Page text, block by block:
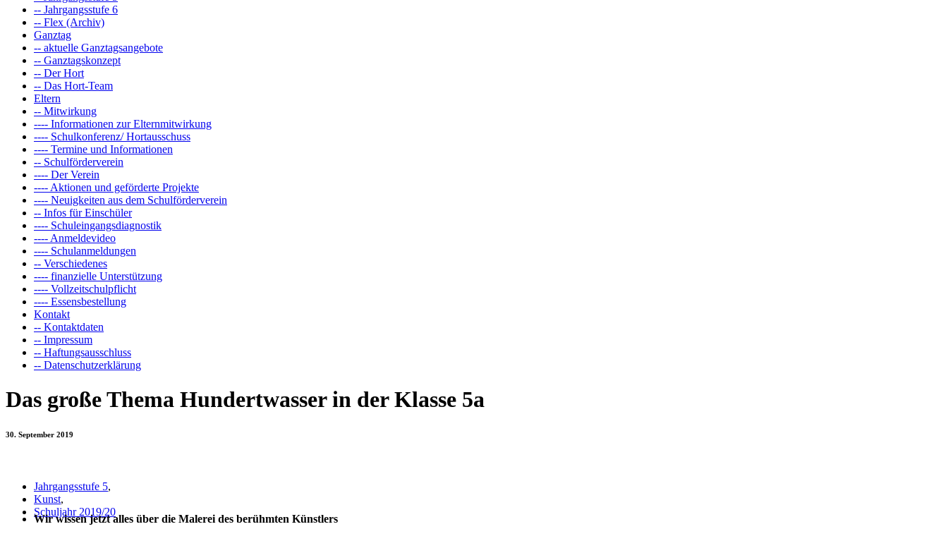
-- Jahrgangsstufe 6
-- Flex (Archiv)
Ganztag
-- aktuelle Ganztagsangebote
-- Ganztagskonzept
-- Der Hort
-- Das Hort-Team
Eltern
-- Mitwirkung
---- Informationen zur Elternmitwirkung
---- Schulkonferenz/ Hortausschuss
---- Termine und Informationen
-- Schulförderverein
---- Der Verein
---- Aktionen und geförderte Projekte
---- Neuigkeiten aus dem Schulförderverein
-- Infos für Einschüler
---- Schuleingangsdiagnostik
---- Anmeldevideo
---- Schulanmeldungen
-- Verschiedenes
---- finanzielle Unterstützung
---- Vollzeitschulpflicht
---- Essensbestellung
Kontakt
-- Kontaktdaten
-- Impressum
-- Haftungsausschluss
-- Datenschutzerklärung
Das große Thema Hundertwasser in der Klasse 5a
30. September 2019
Jahrgangsstufe 5,
Kunst,
Schuljahr 2019/20
Wir wissen jetzt alles über die Malerei des berühmten Künstlers